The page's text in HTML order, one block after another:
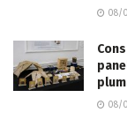
08/
08/